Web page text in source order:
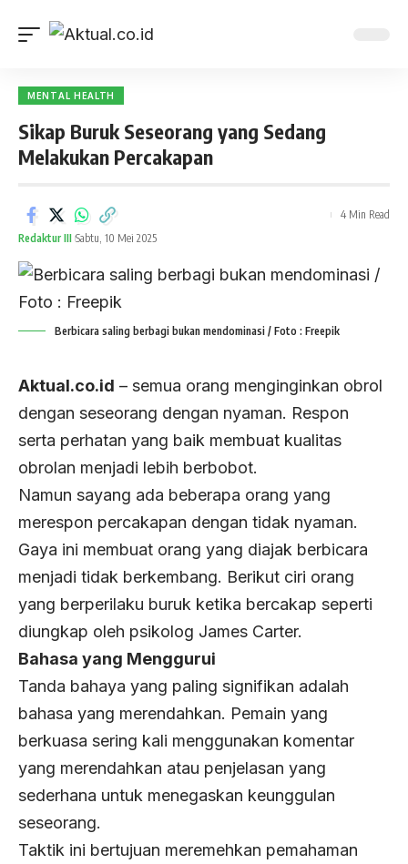
MENTAL HEALTH
Sikap Buruk Seseorang yang Sedang
Melakukan Percakapan
Redaktur III Sabtu, 10 Mei 2025
4 Min Read
Berbicara saling berbagi bukan mendominasi / Foto : Freepik
Aktual.co.id – semua orang menginginkan obrol
dengan seseorang dengan nyaman. Respon
serta perhatan yang baik membuat kualitas
obrolan menjadi lebih berbobot.
Namun sayang ada beberapa orang yang
merespon percakapan dengan tidak nyaman.
Gaya ini membuat orang yang diajak berbicara
menjadi tidak berkembang. Berikut ciri orang
yang berperilaku buruk ketika bercakap seperti
diungkap oleh psikolog James Carter.
Bahasa yang Menggurui
Tanda bahaya yang paling signifikan adalah
bahasa yang merendahkan. Pemain yang
berkuasa sering kali menggunakan komentar
yang merendahkan atau penjelasan yang
sederhana untuk menegaskan keunggulan
seseorang.
Taktik ini bertujuan meremehkan pemahaman